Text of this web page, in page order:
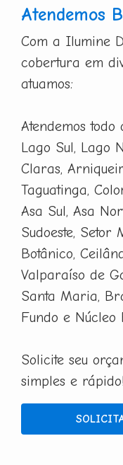
Atendemos
Com a Ilumine
cobertura em
atuamos:
Atendemos
Lago Sul, Lago
Claras,
Taguatinga,
Asa Sul, Asa
Sudoeste,
Botânico,
Valparaíso de
Santa Maria,
Fundo e Núcleo
Solicite seu
simples e rápido!